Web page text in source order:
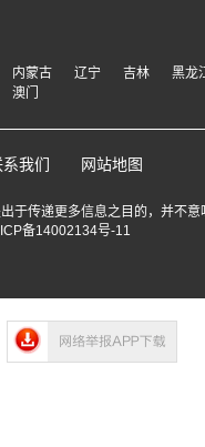
内蒙古 辽宁 吉林
黑龙
澳门
我们 网站地图
于传递更多信息之目的，并不
备14002134号-11